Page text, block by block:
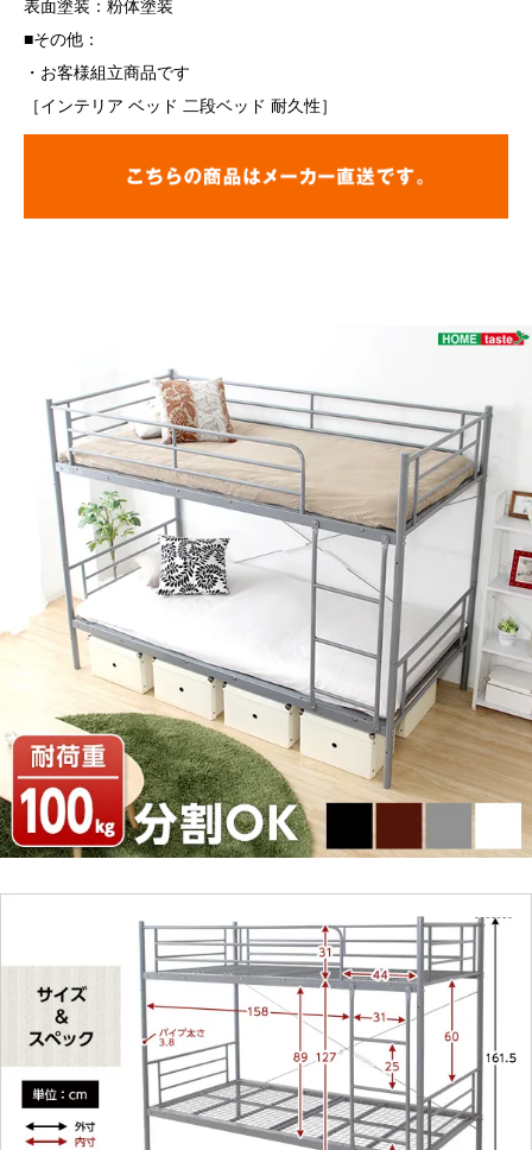
表面塗装：粉体塗装
■その他：
・お客様組立商品です
［インテリア ベッド 二段ベッド 耐久性］